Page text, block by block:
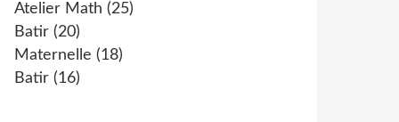
Atelier Math (25)
Batir (20)
Maternelle (18)
Batir (16)